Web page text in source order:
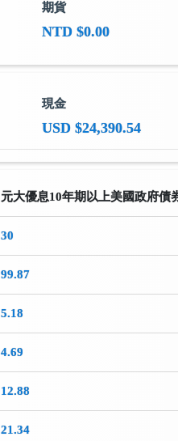
期貨
NTD $0.00
現金
USD $24,390.54
元大優息10年期以上美國政府債
30
99.87
5.18
4.69
12.88
21.34